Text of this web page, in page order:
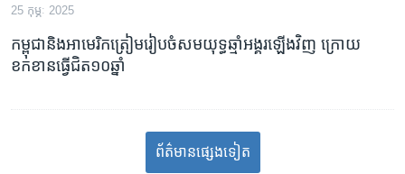
25 កុម្ភៈ 2025
កម្ពុជានិងអាមេរិកត្រៀមរៀបចំសមយុទ្ធឆ្មាំអង្គរឡើងវិញ ក្រោយ
ខកខានធ្វើជិត១០ឆ្នាំ
ព័ត៌មាន​​​​​​ផ្សេង​​​ទៀត